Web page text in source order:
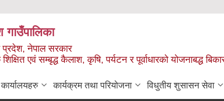
प्रदेश, नेपाल सरकार
एवं सम्बृद्ध कैलाश, कृषि, पर्यटन र पूर्वाधारको योजनाबद्ध
कार्यक्रम तथा परियोजना विधुतीय शुसासन सेवा